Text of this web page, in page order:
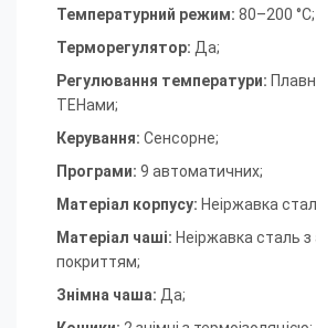
Температурний режим: 80–200 °C;
Терморегулятор: Да;
Регулювання температури:
ТЕНами;
Керування: Сенсорне;
Програми: 9 автоматичних;
Матеріал корпусу: Неіржавка
Матеріал чаші: Неіржавка сталь
покриттям;
Знімна чаша: Да;